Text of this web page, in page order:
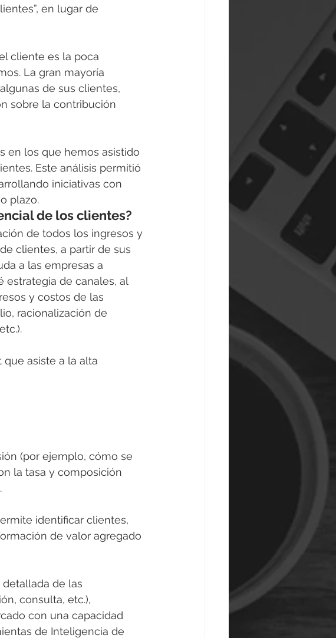
en lugar de
cliente es la poca
La gran mayoría
de sus clientes,
sobre la contribución
en los que hemos asistido
Este análisis permitió
iniciativas con
plazo.
de los clientes?
de todos los ingresos y
clientes, a partir de sus
a las empresas a
estrategia de canales, al
y costos de las
racionalización de
asiste a la alta
(por ejemplo, cómo se
la tasa y composición
identificar clientes,
de valor agregado
de las
consulta, etc.),
con una capacidad
de Inteligencia de